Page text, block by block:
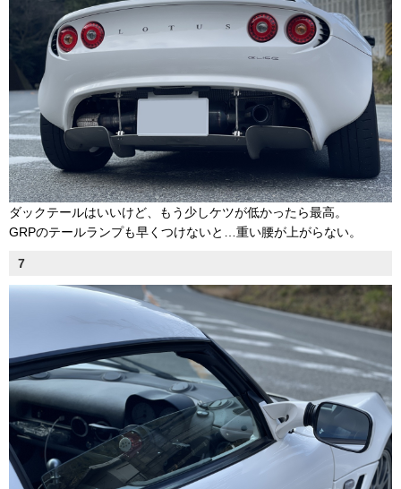
ダックテールはいいけど、もう少しケツが低かったら最高。
GRPのテールランプも早くつけないと…重い腰が上がらない。
7